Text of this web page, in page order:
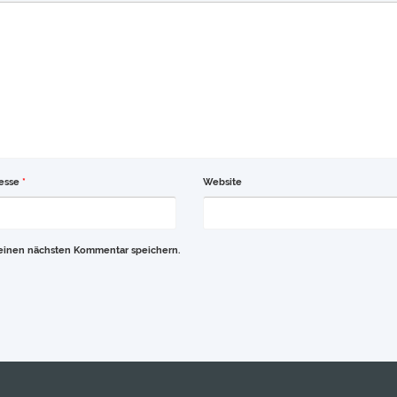
* Website
nächsten Kommentar speichern.